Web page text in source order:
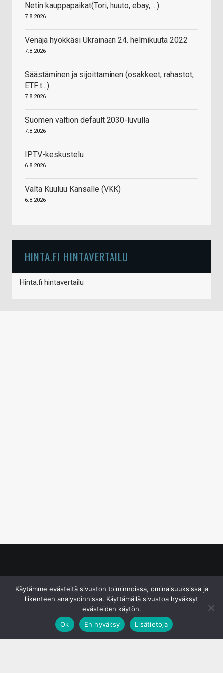
Netin kauppapaikat(Tori, huuto, ebay, ...)
7.8.2026
Venäjä hyökkäsi Ukrainaan 24. helmikuuta 2022
7.8.2026
Säästäminen ja sijoittaminen (osakkeet, rahastot,
ETF:t...)
7.8.2026
Suomen valtion default 2030-luvulla
7.8.2026
IPTV-keskustelu
6.8.2026
Valta Kuuluu Kansalle (VKK)
6.8.2026
HINTA.FI HINTAVERTAILU
Hinta.fi hintavertailu
Käytämme evästeitä sivuston toiminnoissa, ominaisuuksissa ja
liikenteen analysoinnissa. Käyttämällä sivustoa hyväksyt
evästeiden käytön.
Ok
En hyväksy Lisätietoja